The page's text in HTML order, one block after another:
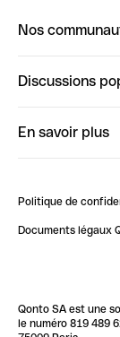
Nos
ClubQonto
Discussions
Impact de l'IA
En savoir plus
Blog
Newsroom
Glossaire
Politique de
Documents légaux
Qonto SA est une
le numéro 819 489